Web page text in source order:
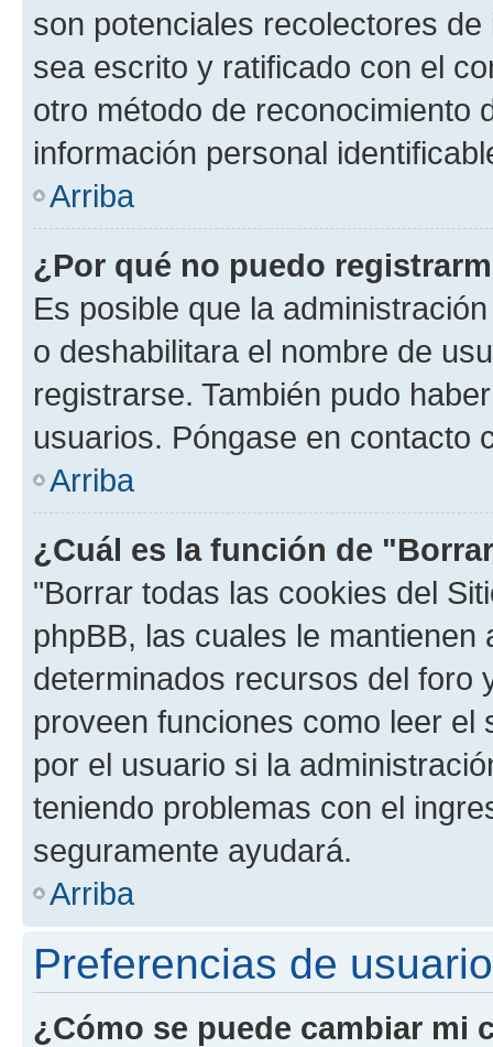
son potenciales recolectores
sea escrito y ratificado con el
otro método de reconocimiento
información personal
Arriba
¿Por qué no puedo
Es posible que la
o deshabilitara el nombre de
registrarse. También pudo
usuarios. Póngase en contacto
Arriba
¿Cuál es la función de
"Borrar todas las cookies del
phpBB, las cuales le
determinados recursos del foro
proveen funciones como leer el
por el usuario si la
teniendo problemas con el
seguramente ayudará.
Arriba
Preferencias de
¿Cómo se puede cambiar mi